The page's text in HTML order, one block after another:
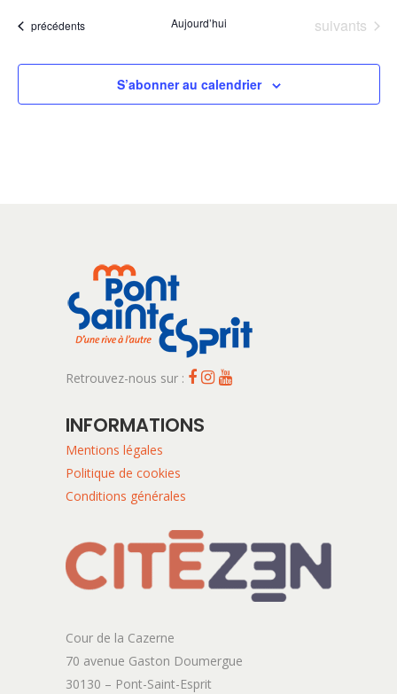
Évènements
précédents Aujourd’hui Évènements
suivants
S’abonner au calendrier
Retrouvez-nous sur :
INFORMATIONS
Mentions légales
Politique de cookies
Conditions générales
Cour de la Cazerne
70 avenue Gaston Doumergue
30130 – Pont-Saint-Esprit